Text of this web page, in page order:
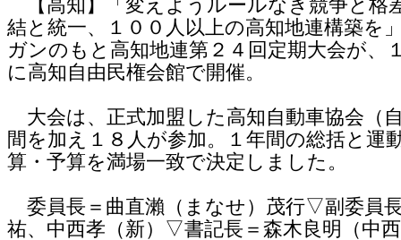
【高知】「変えようルールなき競争と格
結と統一、１００人以上の高知地連構築を
ガンのもと高知地連第２４回定期大会が、
に高知自由民権会館で開催。
大会は、正式加盟した高知自動車協会（
間を加え１８人が参加。１年間の総括と運
算・予算を満場一致で決定しました。
委員長＝曲直瀨（まなせ）茂行▽副委員
祐、中西孝（新）▽書記長＝森木良明（中